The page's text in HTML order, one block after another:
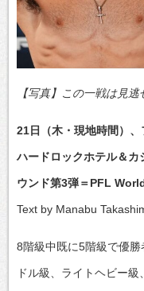
【写真】この一戦は見逃
21日（木・現地時間）、
ハードロックホテル＆
ウンド第3弾＝PFL
Text by Manabu
8階級中既に5階級で優
ドル級、ライトヘビー